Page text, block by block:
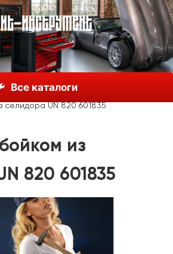
Все каталоги
Unior, Словения
зубила
Молотки без отдачи
селидора UN 820 601835
из
820 601835